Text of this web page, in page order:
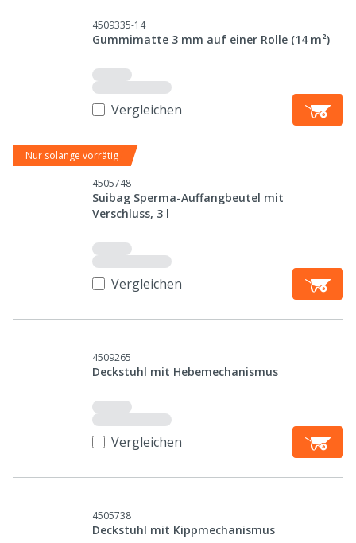
4509335-14
Gummimatte 3 mm auf einer Rolle (14 m²)
Vergleichen
Nur solange vorrätig
4505748
Suibag Sperma-Auffangbeutel mit
Verschluss, 3 l
Vergleichen
4509265
Deckstuhl mit Hebemechanismus
Vergleichen
4505738
Deckstuhl mit Kippmechanismus